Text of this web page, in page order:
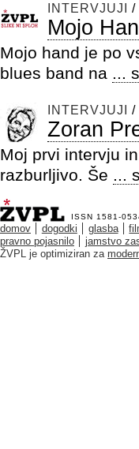
INTERVJUJI /
Mojo
Mojo hand je po
blues band na ...
INTERVJUJI /
Zoran
Moj prvi intervju
razburljivo. Še ...
ISSN 1581-
domov dogodki glasba
pravno pojasnilo
jamstvo
ŽVPL je optimiziran za